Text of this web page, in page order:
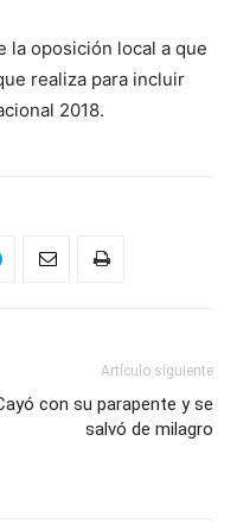
la oposición local a que
realiza para incluir
2018.
Artículo siguiente
con su parapente y se
salvó de milagro